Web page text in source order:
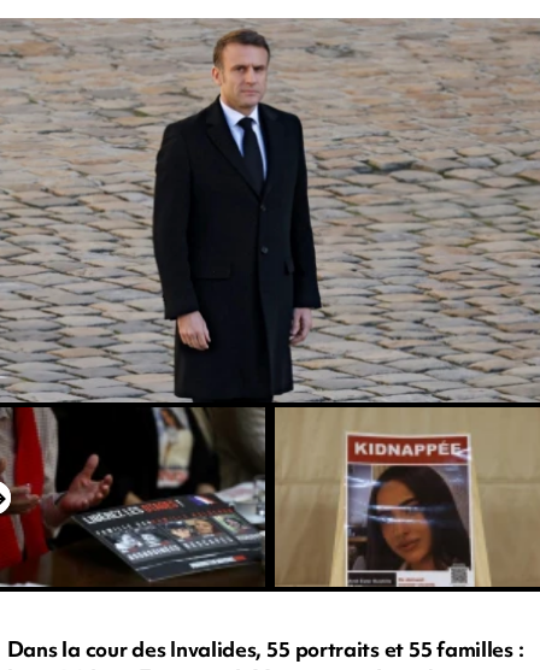
Dans la cour des Invalides, 55 portraits et 55 familles :